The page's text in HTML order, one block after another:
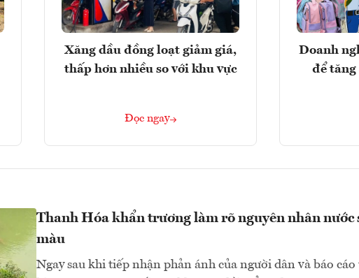
Xăng dầu đồng loạt giảm giá,
thấp hơn nhiều so với khu vực
Đọc ngay
Doanh
để tăng
Thanh Hóa khẩn trương làm rõ nguyên nhân nước
màu
Ngay sau khi tiếp nhận phản ánh của người dân và báo